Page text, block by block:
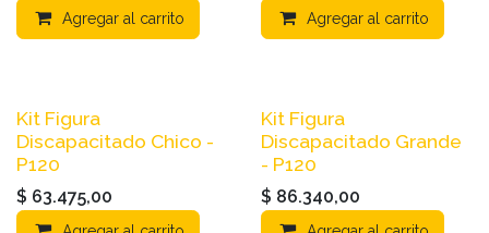
Agregar al carrito Agregar al carrito
Kit Figura
Discapacitado Chico -
P120
$ 63.475,00
Kit Figura
Discapacitado Grande
- P120
$ 86.340,00